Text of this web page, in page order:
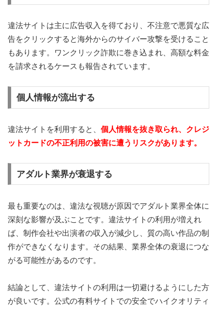
違法サイトは主に広告収入を得ており、不注意で悪質な広
告をクリックすると海外からのサイバー攻撃を受けること
もあります。ワンクリック詐欺に巻き込まれ、高額な料金
を請求されるケースも報告されています。
個人情報が流出する
違法サイトを利用すると、 個人情報を抜き取られ、クレジ
ットカードの不正利用の被害に遭うリスクがあります。
アダルト業界が衰退する
最も重要なのは、違法な視聴が原因でアダルト業界全体に
深刻な影響が及ぶことです。違法サイトの利用が増えれ
ば、制作会社や出演者の収入が減少し、質の高い作品の制
作ができなくなります。その結果、業界全体の衰退につな
がる可能性があるのです。
結論として、違法サイトの利用は一切避けるようにした方
が良いです。公式の有料サイトでの安全でハイクオリティ